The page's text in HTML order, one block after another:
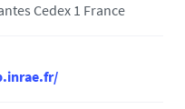
Cedex 1 France